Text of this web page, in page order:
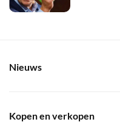
Nieuws
Kopen en verkopen